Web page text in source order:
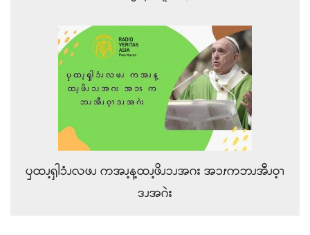
ၦထၪ့ၡါၥံၪလဖၪ ကအၪ့န့ထၪ့ဖိၪၥၪအဂး အၥၭကဘၪအီၪဝ့ၫ
ဒၪအဂဲး